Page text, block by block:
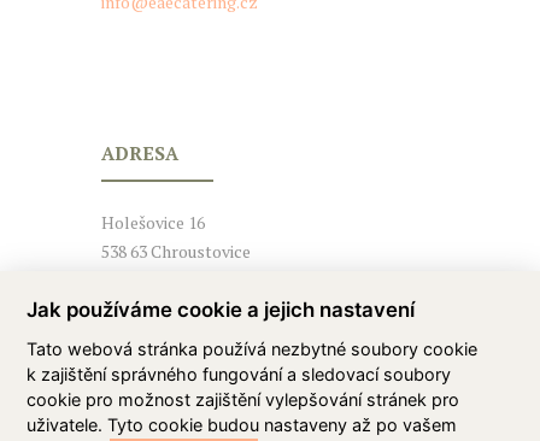
ADRESA
Holešovice 16
538 63 Chroustovice
Jak používáme cookie a jejich nastavení
Tato webová stránka používá nezbytné soubory cookie
k zajištění správného fungování a sledovací soubory
cookie pro možnost zajištění vylepšování stránek pro
uživatele. Tyto cookie budou nastaveny až po vašem